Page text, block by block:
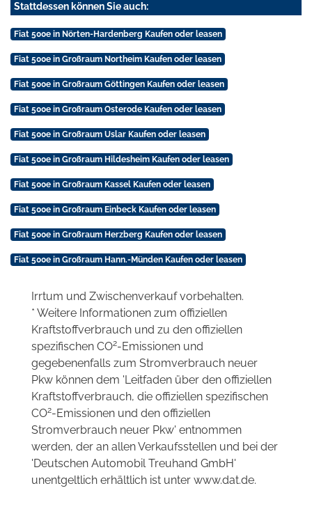
Stattdessen können Sie auch:
Fiat 500e in Nörten-Hardenberg Kaufen oder leasen
Fiat 500e in Großraum Northeim Kaufen oder leasen
Fiat 500e in Großraum Göttingen Kaufen oder leasen
Fiat 500e in Großraum Osterode Kaufen oder leasen
Fiat 500e in Großraum Uslar Kaufen oder leasen
Fiat 500e in Großraum Hildesheim Kaufen oder leasen
Fiat 500e in Großraum Kassel Kaufen oder leasen
Fiat 500e in Großraum Einbeck Kaufen oder leasen
Fiat 500e in Großraum Herzberg Kaufen oder leasen
Fiat 500e in Großraum Hann.-Münden Kaufen oder leasen
Irrtum und Zwischenverkauf vorbehalten.
* Weitere Informationen zum offiziellen
Kraftstoffverbrauch und zu den offiziellen
spezifischen CO2-Emissionen und
gegebenenfalls zum Stromverbrauch neuer
Pkw können dem 'Leitfaden über den offiziellen
Kraftstoffverbrauch, die offiziellen spezifischen
CO2-Emissionen und den offiziellen
Stromverbrauch neuer Pkw' entnommen
werden, der an allen Verkaufsstellen und bei der
'Deutschen Automobil Treuhand GmbH'
unentgeltlich erhältlich ist unter www.dat.de.